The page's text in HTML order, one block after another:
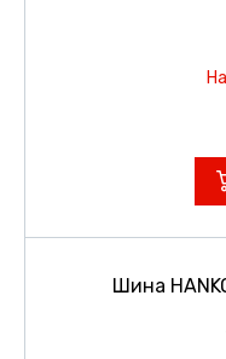
Шина